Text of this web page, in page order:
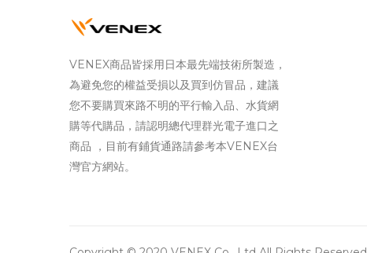
VENEX商品皆採用日本最先端技術所製造，
為避免您的權益受損以及買到仿冒品，建議
您不要購買來路不明的平行輸入品、水貨網
購等代購品，請認明總代理群光電子進口之
商品 ，目前有鋪貨通路請參考本VENEX台
灣官方網站。